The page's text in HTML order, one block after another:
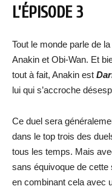
L’ÉPISODE 3
Tout le monde parle de
Anakin et Obi-Wan. Et
tout à fait, Anakin est
lui qui s’accroche
Ce duel sera
dans le top trois des
tous les temps. Mais
sans équivoque de
en combinant cela avec